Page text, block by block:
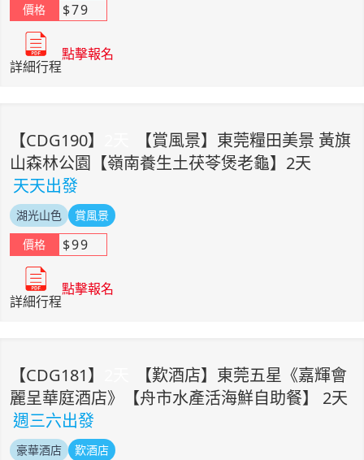
價格
$79
詳細行程
點擊報名
【CDG190】
【賞風景】東莞糧田美景 黃旗
山森林公園【嶺南養生土茯苓煲老龜】2天
天天出發
湖光山色
賞風景
價格
$99
詳細行程
點擊報名
【CDG181】
【歎酒店】東莞五星《嘉輝會
麗呈華庭酒店》【舟市水產活海鮮自助餐】 2天
週三六出發
豪華酒店
歎酒店